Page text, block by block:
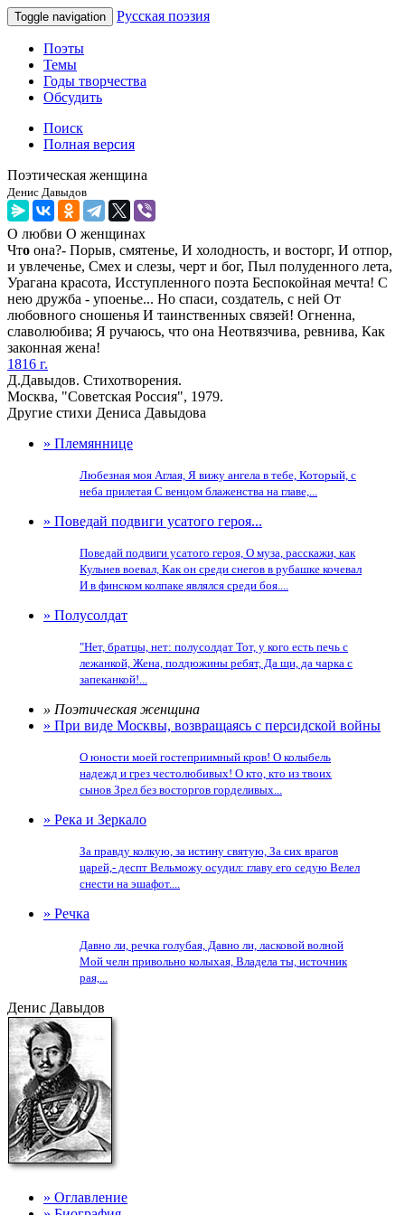
Toggle navigation Русская поэзия
Поэты
Темы
Годы творчества
Обсудить
Поиск
Полная версия
Поэтическая женщина
Денис Давыдов
О любви О женщинах
Что она?- Порыв, смятенье, И холодность, и восторг, И отпор,
и увлеченье, Смех и слезы, черт и бог, Пыл полуденного лета,
Урагана красота, Исступленного поэта Беспокойная мечта! С
нею дружба - упоенье... Но спаси, создатель, с ней От
любовного сношенья И таинственных связей! Огненна,
славолюбива; Я ручаюсь, что она Неотвязчива, ревнива, Как
законная жена!
1816 г.
Д.Давыдов. Стихотворения.
Москва, "Советская Россия", 1979.
Другие стихи Дениса Давыдова
» Племяннице
Любезная моя Аглая, Я вижу ангела в тебе, Который, с
неба прилетая С венцом блаженства на главе,...
» Поведай подвиги усатого героя...
Поведай подвиги усатого героя, О муза, расскажи, как
Кульнев воевал, Как он среди снегов в рубашке кочевал
И в финском колпаке являлся среди боя....
» Полусолдат
"Нет, братцы, нет: полусолдат Тот, у кого есть печь с
лежанкой, Жена, полдюжины ребят, Да щи, да чарка с
запеканкой!...
» Поэтическая женщина
» При виде Москвы, возвращаясь с персидской войны
О юности моей гостеприимный кров! О колыбель
надежд и грез честолюбивых! О кто, кто из твоих
сынов Зрел без восторгов горделивых...
» Река и Зеркало
За правду колкую, за истину святую, За сих врагов
царей,- деспт Вельможу осудил: главу его седую Велел
снести на эшафот....
» Речка
Давно ли, речка голубая, Давно ли, ласковой волной
Мой челн привольно колыхая, Владела ты, источник
рая,...
Денис Давыдов
» Оглавление